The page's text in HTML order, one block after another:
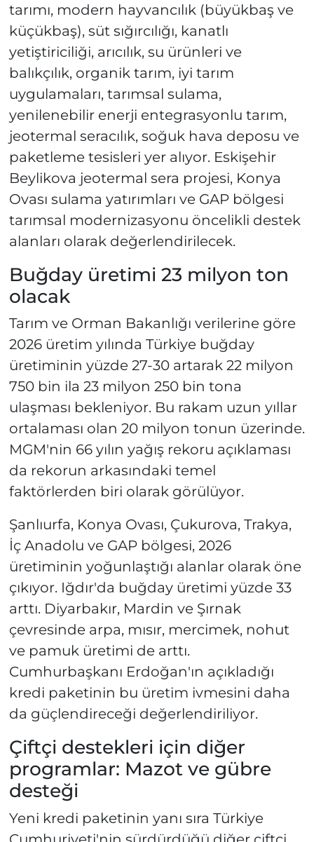
tarımı, modern hayvancılık (büyükbaş ve
küçükbaş), süt sığırcılığı, kanatlı
yetiştiriciliği, arıcılık, su ürünleri ve
balıkçılık, organik tarım, iyi tarım
uygulamaları, tarımsal sulama,
yenilenebilir enerji entegrasyonlu tarım,
jeotermal seracılık, soğuk hava deposu ve
paketleme tesisleri yer alıyor. Eskişehir
Beylikova jeotermal sera projesi, Konya
Ovası sulama yatırımları ve GAP bölgesi
tarımsal modernizasyonu öncelikli destek
alanları olarak değerlendirilecek.
Buğday üretimi 23 milyon ton
olacak
Tarım ve Orman Bakanlığı verilerine göre
2026 üretim yılında Türkiye buğday
üretiminin yüzde 27-30 artarak 22 milyon
750 bin ila 23 milyon 250 bin tona
ulaşması bekleniyor. Bu rakam uzun yıllar
ortalaması olan 20 milyon tonun üzerinde.
MGM'nin 66 yılın yağış rekoru açıklaması
da rekorun arkasındaki temel
faktörlerden biri olarak görülüyor.
Şanlıurfa, Konya Ovası, Çukurova, Trakya,
İç Anadolu ve GAP bölgesi, 2026
üretiminin yoğunlaştığı alanlar olarak öne
çıkıyor. Iğdır'da buğday üretimi yüzde 33
arttı. Diyarbakır, Mardin ve Şırnak
çevresinde arpa, mısır, mercimek, nohut
ve pamuk üretimi de arttı.
Cumhurbaşkanı Erdoğan'ın açıkladığı
kredi paketinin bu üretim ivmesini daha
da güçlendireceği değerlendiriliyor.
Çiftçi destekleri için diğer
programlar: Mazot ve gübre
desteği
Yeni kredi paketinin yanı sıra Türkiye